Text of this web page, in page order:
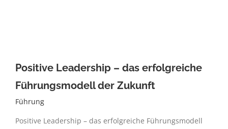
Positive Leadership – das erfolgreiche
Führungsmodell der Zukunft
Führung
Positive Leadership – das erfolgreiche Führungsmodell